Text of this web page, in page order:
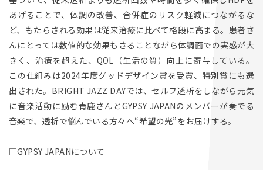
あげることで、体調の改善、合併症のリスク軽減につながるな
ど、もたらされる効果は従来治療に比べて格段に高まる。患者さ
んにとっては数値的な効果もさることながら体調面での実感が大
きく、治療を超えた、QOL（生活の質）向上に寄与している。
この仕組みは2024年度グッドデザイン賞を受賞、特別賞にも選
出された。BRIGHT JAZZ DAYでは、セルフ透析をしながら元気
に音楽活動に励む青鹿さんとGYPSY JAPANのメンバーが奏でる
音楽で、透析で悩んでいる方々へ“希望の光”をお届けする。
□GYPSY JAPANについて